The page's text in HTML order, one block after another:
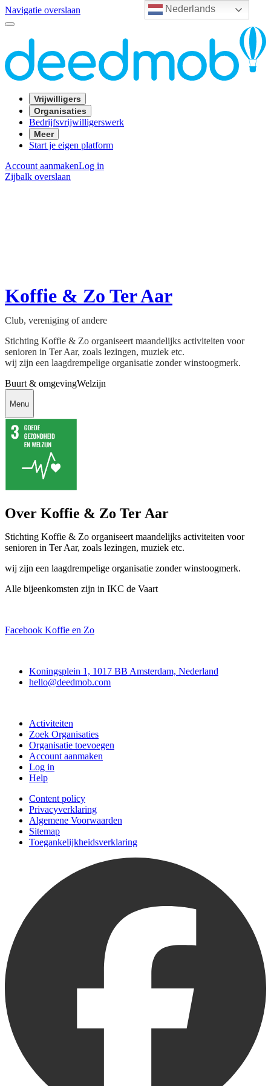
Nederlands
Navigatie overslaan
Vrijwilligers
Organisaties
Bedrijfsvrijwilligerswerk
Meer
Start je eigen platform
Account aanmakenLog in
Zijbalk overslaan
Koffie & Zo Ter Aar
Club, vereniging of andere
Stichting Koffie & Zo organiseert maandelijks activiteiten voor
senioren in Ter Aar, zoals lezingen, muziek etc.
wij zijn een laagdrempelige organisatie zonder winstoogmerk.
Buurt & omgevingWelzijn
Menu
Over Koffie & Zo Ter Aar
Stichting Koffie & Zo organiseert maandelijks activiteiten voor
senioren in Ter Aar, zoals lezingen, muziek etc.
wij zijn een laagdrempelige organisatie zonder winstoogmerk.
Alle bijeenkomsten zijn in IKC de Vaart
Facebook Koffie en Zo
Koningsplein 1, 1017 BB Amsterdam, Nederland
hello@deedmob.com
Activiteiten
Zoek Organisaties
Organisatie toevoegen
Account aanmaken
Log in
Help
Content policy
Privacyverklaring
Algemene Voorwaarden
Sitemap
Toegankelijkheidsverklaring